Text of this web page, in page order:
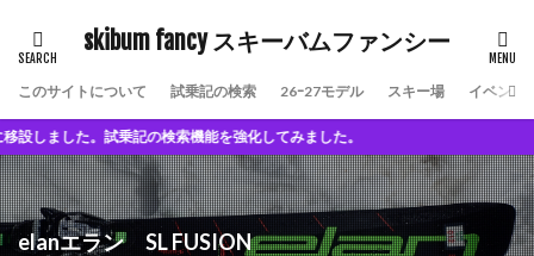
skibum fancy スキーバムファンシー
このサイトについて 試乗記の検索 26ｰ27モデル スキー場 イベント
。試乗記の検索機能を強化してみました。
elanエラン SL FUSION